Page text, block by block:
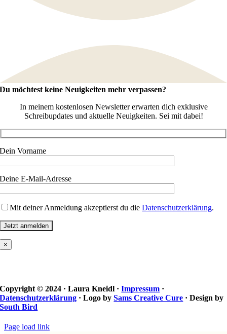
Du möchtest keine Neuigkeiten mehr verpassen?
In meinem kostenlosen Newsletter erwarten dich exklusive
Schreibupdates und aktuelle Neuigkeiten. Sei mit dabei!
Dein Vorname
Deine E-Mail-Adresse
Mit deiner Anmeldung akzeptierst du dieDatenschutzerklärung.
×
Copyright © 2024 · Laura Kneidl ·Impressum ·
Datenschutzerklärung · Logo bySams Creative Cure · Design by
South Bird
Page load link